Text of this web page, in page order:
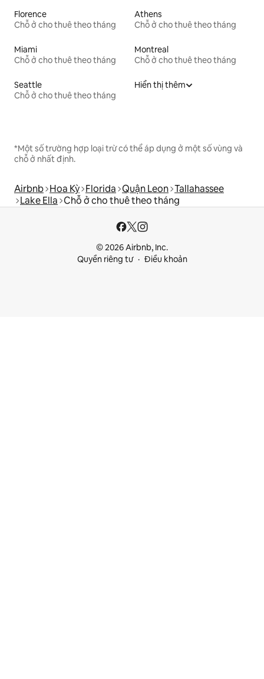
Florence
Chỗ ở cho thuê theo tháng
Athens
Chỗ ở cho thuê theo tháng
Miami
Chỗ ở cho thuê theo tháng
Montreal
Chỗ ở cho thuê theo tháng
Seattle
Chỗ ở cho thuê theo tháng
Hiển thị thêm
*Một số trường hợp loại trừ có thể áp dụng ở một số vùng và
chỗ ở nhất định.
Airbnb Hoa Kỳ Florida Quận Leon Tallahassee
Lake Ella Chỗ ở cho thuê theo tháng
© 2026 Airbnb, Inc.
Quyền riêng tư
Điều khoản